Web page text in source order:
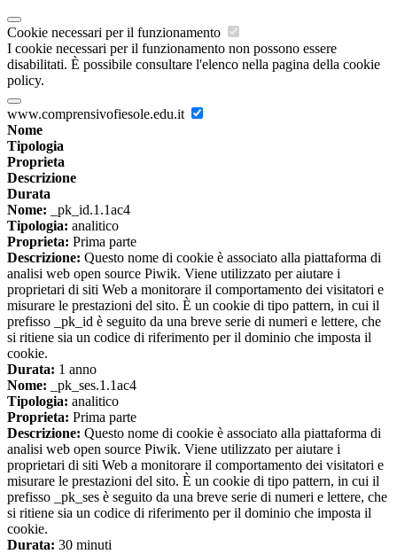
Cookie necessari per il funzionamento
I cookie necessari per il funzionamento non possono essere
disabilitati. È possibile consultare l'elenco nella pagina della cookie
policy.
www.comprensivofiesole.edu.it
Nome
Tipologia
Proprieta
Descrizione
Durata
Nome: _pk_id.1.1ac4
Tipologia: analitico
Proprieta: Prima parte
Descrizione: Questo nome di cookie è associato alla piattaforma di
analisi web open source Piwik. Viene utilizzato per aiutare i
proprietari di siti Web a monitorare il comportamento dei visitatori e
misurare le prestazioni del sito. È un cookie di tipo pattern, in cui il
prefisso _pk_id è seguito da una breve serie di numeri e lettere, che
si ritiene sia un codice di riferimento per il dominio che imposta il
cookie.
Durata: 1 anno
Nome: _pk_ses.1.1ac4
Tipologia: analitico
Proprieta: Prima parte
Descrizione: Questo nome di cookie è associato alla piattaforma di
analisi web open source Piwik. Viene utilizzato per aiutare i
proprietari di siti Web a monitorare il comportamento dei visitatori e
misurare le prestazioni del sito. È un cookie di tipo pattern, in cui il
prefisso _pk_ses è seguito da una breve serie di numeri e lettere, che
si ritiene sia un codice di riferimento per il dominio che imposta il
cookie.
Durata: 30 minuti